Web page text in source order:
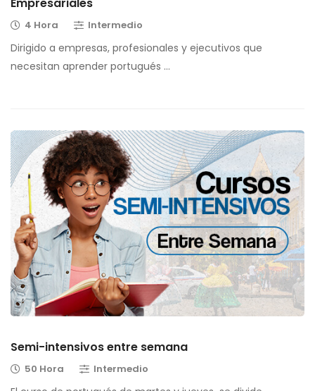
4 Hora Intermedio
Dirigido a empresas, profesionales y ejecutivos que
necesitan aprender portugués …
Semi-intensivos entre semana
50 Hora Intermedio